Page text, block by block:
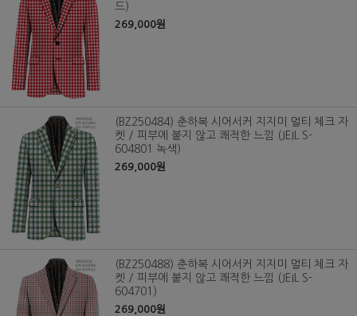
드)
269,000원
(BZ250484) 춘하복 시어서커 지지미 멀티 체크 자
켓 / 피부에 붙지 않고 쾌적한 느낌 (JEIL S-
604801 녹색)
269,000원
(BZ250488) 춘하복 시어서커 지지미 멀티 체크 자
켓 / 피부에 붙지 않고 쾌적한 느낌 (JEIL S-
604701)
269,000원